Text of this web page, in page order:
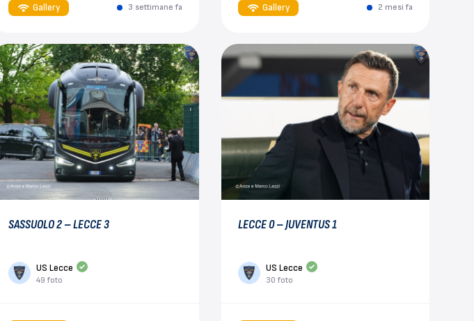
Gallery 3 settimane fa Gallery 2 mesi fa
SASSUOLO 2 – LECCE 3
US Lecce
49 foto
LECCE 0 – JUVENTUS 1
US Lecce
30 foto